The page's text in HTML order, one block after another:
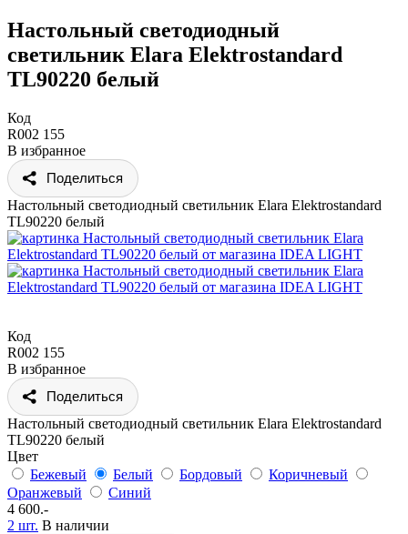
Настольный светодиодный
светильник Elara Elektrostandard
TL90220 белый
Код
R002 155
В избранное
Поделиться
Настольный светодиодный светильник Elara Elektrostandard
TL90220 белый
Код
R002 155
В избранное
Поделиться
Настольный светодиодный светильник Elara Elektrostandard
TL90220 белый
Цвет
Бежевый
Белый Бордовый
Коричневый
Оранжевый
Синий
4 600.-
2 шт. В наличии